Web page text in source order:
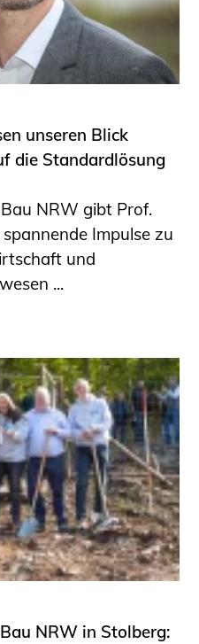
unseren Blick
die Standardlösung
NRW gibt Prof.
Impulse zu
und
...
NRW in Stolberg: